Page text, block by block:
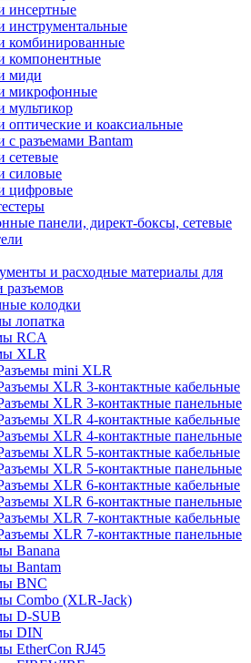
инсертные
инструментальные
комбинированные
компонентные
миди
микрофонные
мультикор
оптические и коаксиальные
с разъемами Bantam
сетевые
силовые
цифровые
панели, директ-боксы, сетевые
и расходные материалы для
разъемов
колодки
лопатка
RCA
XLR
mini XLR
XLR 3-контактные кабельные
XLR 3-контактные панельные
XLR 4-контактные кабельные
XLR 4-контактные панельные
XLR 5-контактные кабельные
XLR 5-контактные панельные
XLR 6-контактные кабельные
XLR 6-контактные панельные
XLR 7-контактные кабельные
XLR 7-контактные панельные
Banana
Bantam
BNC
Combo (XLR-Jack)
D-SUB
DIN
EtherCon RJ45